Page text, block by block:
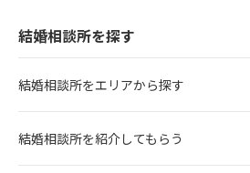
結婚相談所を探す
結婚相談所をエリアから探す
結婚相談所を紹介してもらう